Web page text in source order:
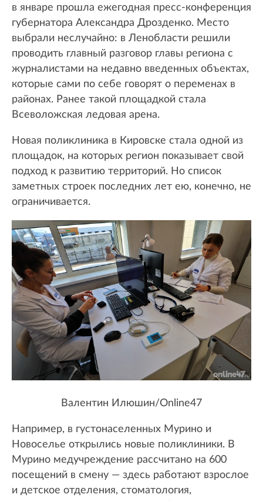
в январе прошла ежегодная пресс-конференция
губернатора Александра Дрозденко. Место
выбрали неслучайно: в Ленобласти решили
проводить главный разговор главы региона с
журналистами на недавно введенных объектах,
которые сами по себе говорят о переменах в
районах. Ранее такой площадкой стала
Всеволожская ледовая арена.
Новая поликлиника в Кировске стала одной из
площадок, на которых регион показывает свой
подход к развитию территорий. Но список
заметных строек последних лет ею, конечно, не
ограничивается.
Валентин Илюшин/Online47
Например, в густонаселенных Мурино и
Новоселье открылись новые поликлиники. В
Мурино медучреждение рассчитано на 600
посещений в смену — здесь работают взрослое
и детское отделения, стоматология,